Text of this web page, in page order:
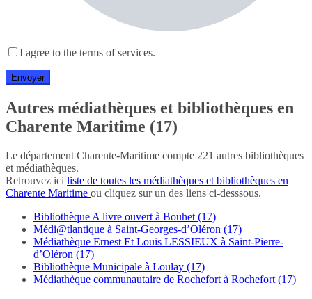
I agree to the terms of services.
Autres médiathèques et bibliothèques en
Charente Maritime (17)
Le département Charente-Maritime compte 221 autres bibliothèques
et médiathèques.
Retrouvez ici liste de toutes les médiathèques et bibliothèques en
Charente Maritime ou cliquez sur un des liens ci-desssous.
Bibliothèque A livre ouvert à Bouhet (17)
Médi@tlantique à Saint-Georges-d’Oléron (17)
Médiathèque Ernest Et Louis LESSIEUX à Saint-Pierre-
d’Oléron (17)
Bibliothèque Municipale à Loulay (17)
Médiathèque communautaire de Rochefort à Rochefort (17)